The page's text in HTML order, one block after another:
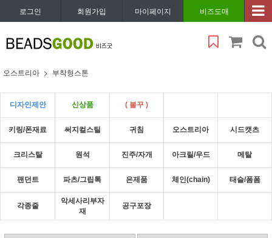
로그인 회원가입 마이페이지 비즈도매
오스트리아 부착형스톤
디자인제안 신상품 ( 볼꾸 )
키링/폰재료 써지컬스틸 귀침 오스트리아 시드캣츠
크리스탈 원석 진주/자개 아크릴/우드 메탈
팬던트 파츠/그립톡 은제품 체인(chain) 태슬/폼폼
각종줄
악세사리부자
재
공구포장